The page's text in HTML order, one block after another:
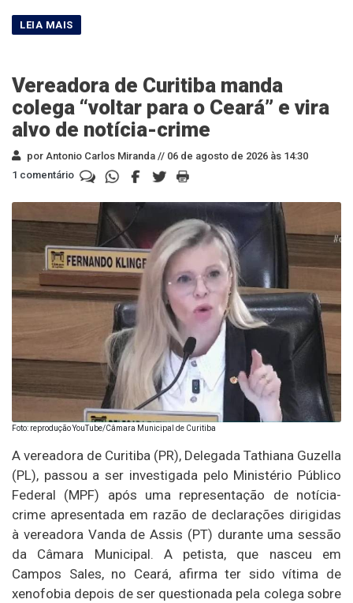
Vereadora de Curitiba manda
colega “voltar para o Ceará” e vira
alvo de notícia-crime
por Antonio Carlos Miranda // 06 de agosto de 2026 às 14:30
1 comentário
Foto: reprodução YouTube/Câmara Municipal de Curitiba
A vereadora de Curitiba (PR), Delegada Tathiana Guzella
(PL), passou a ser investigada pelo Ministério Público
Federal (MPF) após uma representação de notícia-
crime apresentada em razão de declarações dirigidas
à vereadora Vanda de Assis (PT) durante uma sessão
da Câmara Municipal. A petista, que nasceu em
Campos Sales, no Ceará, afirma ter sido vítima de
xenofobia depois de ser questionada pela colega sobre